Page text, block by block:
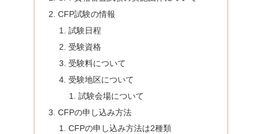
CFP試験の情報
試験日程
受験資格
受験料について
受験地区について
試験会場について
CFPの申し込み方法
CFPの申し込み方法は2種類